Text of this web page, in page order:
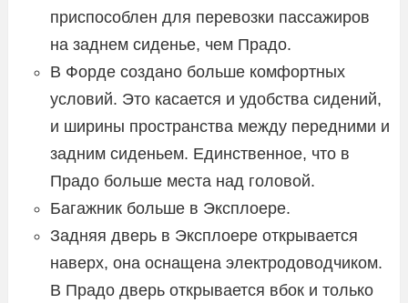
приспособлен для перевозки пассажиров
на заднем сиденье, чем Прадо.
В Форде создано больше комфортных
условий. Это касается и удобства сидений,
и ширины пространства между передними и
задним сиденьем. Единственное, что в
Прадо больше места над головой.
Багажник больше в Эксплоере.
Задняя дверь в Эксплоере открывается
наверх, она оснащена электродоводчиком.
В Прадо дверь открывается вбок и только